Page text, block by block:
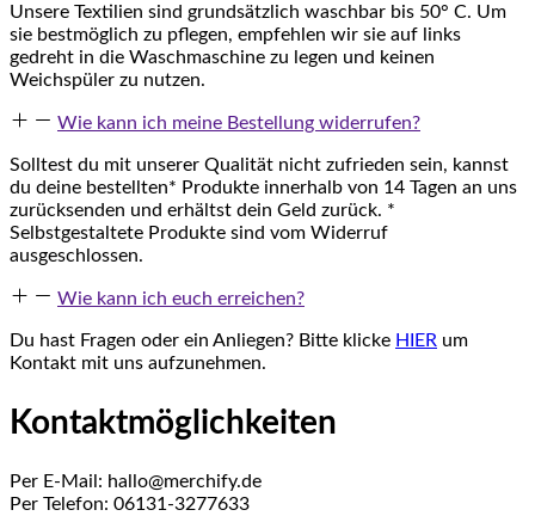
Unsere Textilien sind grundsätzlich waschbar bis 50° C. Um
sie bestmöglich zu pflegen, empfehlen wir sie auf links
gedreht in die Waschmaschine zu legen und keinen
Weichspüler zu nutzen.
Wie kann ich meine Bestellung widerrufen?
Solltest du mit unserer Qualität nicht zufrieden sein, kannst
du deine bestellten* Produkte innerhalb von 14 Tagen an uns
zurücksenden und erhältst dein Geld zurück. *
Selbstgestaltete Produkte sind vom Widerruf
ausgeschlossen.
Wie kann ich euch erreichen?
Du hast Fragen oder ein Anliegen? Bitte klicke HIER um
Kontakt mit uns aufzunehmen.
Kontaktmöglichkeiten
Per E-Mail: hallo@merchify.de
Per Telefon: 06131-3277633